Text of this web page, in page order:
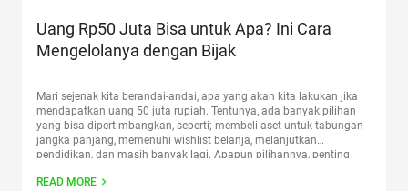
Uang Rp50 Juta Bisa untuk Apa? Ini Cara
Mengelolanya dengan Bijak
Mari sejenak kita berandai-andai, apa yang akan kita lakukan jika
mendapatkan uang 50 juta rupiah. Tentunya, ada banyak pilihan
yang bisa dipertimbangkan, seperti; membeli aset untuk tabungan
jangka panjang, memenuhi wishlist belanja, melanjutkan
pendidikan, dan masih banyak lagi. Apapun pilihannya, penting
baik. Jadi, uang Rp50 juta bisa untuk
READ MORE